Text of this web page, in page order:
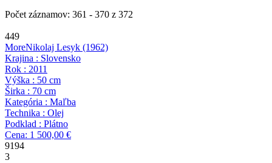
Počet záznamov: 361 - 370 z 372
449
MoreNikolaj Lesyk (1962)
Krajina : Slovensko
Rok : 2011
Výška : 50 cm
Širka : 70 cm
Kategória : Maľba
Technika : Olej
Podklad : Plátno
Cena: 1 500,00 €
9194
3